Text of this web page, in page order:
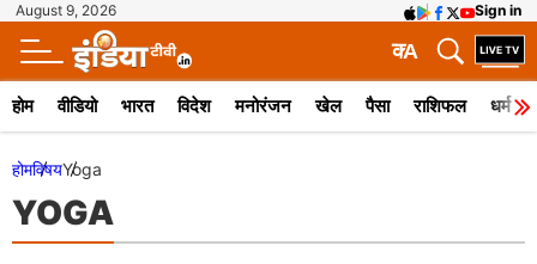
August 9, 2026 Sign in
A
क
होम वीडियो भारत विदेश मनोरंजन खेल पैसा राशिफल धर्म
होमविषयYoga
YOGA